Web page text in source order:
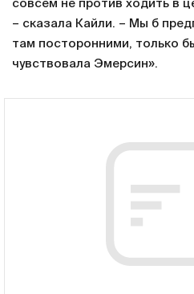
совсем не против ходить в
– сказала Кайли. – Мы б
там посторонними, только
чувствовала Эмерсин».